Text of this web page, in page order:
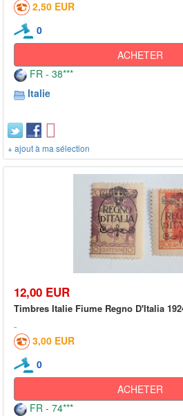
2,50 EUR
0
ACHETER
FR - 38***
Italie
+ ajout à ma sélection
12,00 EUR
Timbres Italie Fiume Regno D'Italia
3,00 EUR
0
ACHETER
FR - 74***